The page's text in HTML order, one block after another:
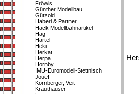
Fröwis
Günther Modellbau
Gützold
Haberl & Partner
Hack Modellbahnartikel
Hag
Hartel
Heki
Herkat
Herpa
Hornby
IMU-Euromodell-Stettnisch
Jouef
Kornberger, Veit
Krauthauser